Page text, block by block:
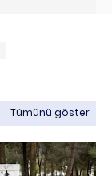
Tümünü göster